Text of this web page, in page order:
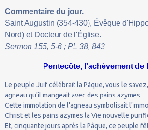
Commentaire du jour.
Saint Augustin (354-430), Évêque
Nord) et Docteur de l'Église.
Sermon 155, 5-6 ; PL 38, 843
Pentecôte, l'achèvement de
Le peuple Juif célébrait la Pâque, vous le
agneau qu'il mangeait avec des pains azymes.
Cette immolation de l'agneau symbolisait
Christ et les pains azymes la Vie nouvelle
Et, cinquante jours après la Pâque, ce peuple